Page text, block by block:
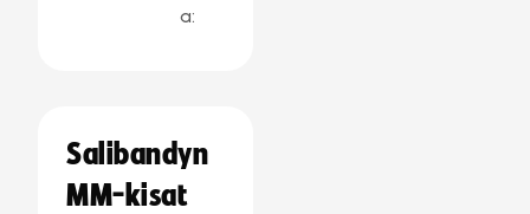
a:
Salibandyn
MM-kisat